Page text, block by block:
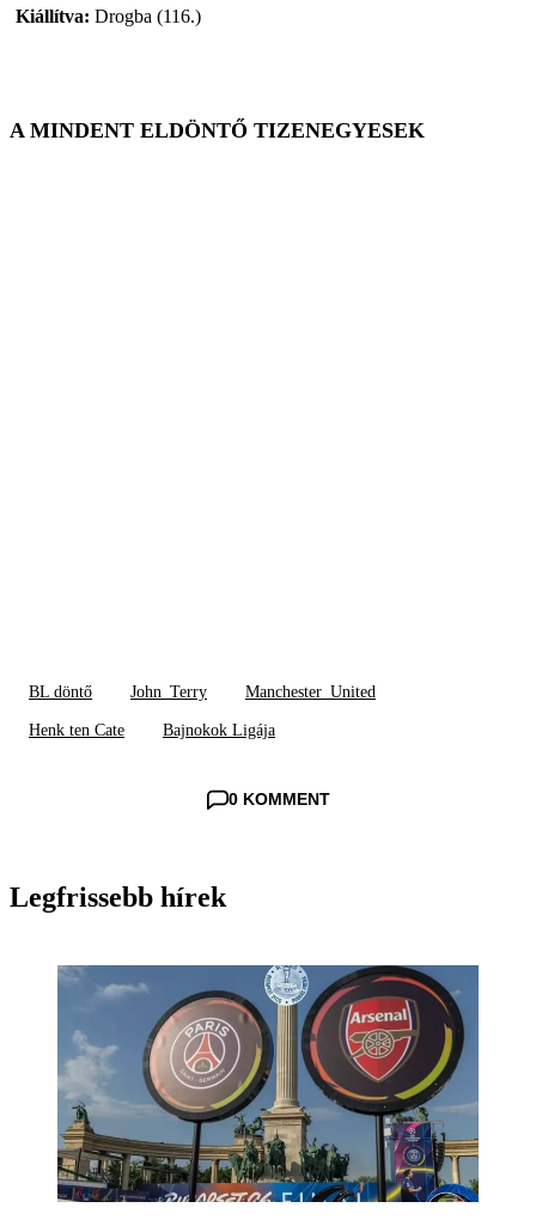
Kiállítva: Drogba (116.)
A MINDENT ELDÖNTŐ TIZENEGYESEK
BL döntő John_Terry Manchester_United
Henk ten Cate Bajnokok Ligája
0 KOMMENT
Legfrissebb hírek